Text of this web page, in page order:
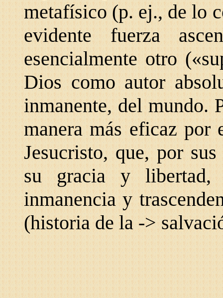
metafísico (p. ej., de lo
evidente fuerza
esencialmente otro
Dios como autor
inmanente, del mundo.
manera más eficaz
Jesucristo, que, por
su gracia y
inmanencia y
(historia de la ->